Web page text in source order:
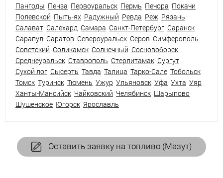
Пангоды Пенза Первоуральск Пермь Печора Покачи
Полевской Пыть-ях Радужный Ревда Реж Рязань
Салават Салехард Самара Санкт-Петербург Саранск
Сарапул Саратов Североуральск Серов Симферополь
Советский Соликамск Солнечный Сосновоборск
Среднеуральск Ставрополь Стерлитамак Сургут
Сухой лог Сысерть Тавда Талица Тарко-Сале Тобольск
Томск Туринск Тюмень Ужур Ульяновск Уфа Ухта Уяр
Ханты-Мансийск Чайковский Челябинск Шарыпово
Шушенское Югорск Ярославль
Оставить заявку на топливо (Мазут)